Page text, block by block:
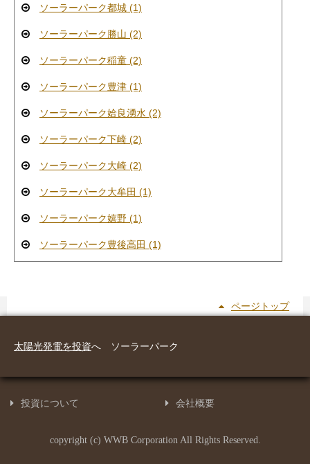
ソーラーパーク都城 (1)
ソーラーパーク勝山 (2)
ソーラーパーク稲童 (2)
ソーラーパーク豊津 (1)
ソーラーパーク姶良湧水 (2)
ソーラーパーク下崎 (2)
ソーラーパーク大崎 (2)
ソーラーパーク大牟田 (1)
ソーラーパーク嬉野 (1)
ソーラーパーク豊後高田 (1)
ページトップ
太陽光発電を投資へ ソーラーパーク
投資について 会社概要
copyright (c) WWB Corporation All Rights Reserved.